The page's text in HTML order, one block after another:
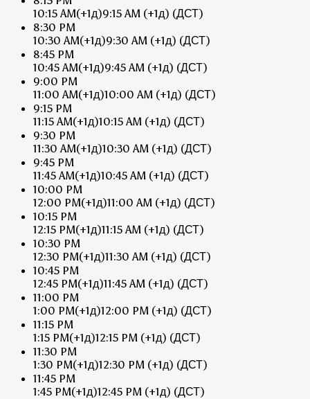
10:15 AM(+1д)9:15 AM (+1д) (ДСТ)
8:30 PM
10:30 AM(+1д)9:30 AM (+1д) (ДСТ)
8:45 PM
10:45 AM(+1д)9:45 AM (+1д) (ДСТ)
9:00 PM
11:00 AM(+1д)10:00 AM (+1д) (ДСТ)
9:15 PM
11:15 AM(+1д)10:15 AM (+1д) (ДСТ)
9:30 PM
11:30 AM(+1д)10:30 AM (+1д) (ДСТ)
9:45 PM
11:45 AM(+1д)10:45 AM (+1д) (ДСТ)
10:00 PM
12:00 PM(+1д)11:00 AM (+1д) (ДСТ)
10:15 PM
12:15 PM(+1д)11:15 AM (+1д) (ДСТ)
10:30 PM
12:30 PM(+1д)11:30 AM (+1д) (ДСТ)
10:45 PM
12:45 PM(+1д)11:45 AM (+1д) (ДСТ)
11:00 PM
1:00 PM(+1д)12:00 PM (+1д) (ДСТ)
11:15 PM
1:15 PM(+1д)12:15 PM (+1д) (ДСТ)
11:30 PM
1:30 PM(+1д)12:30 PM (+1д) (ДСТ)
11:45 PM
1:45 PM(+1д)12:45 PM (+1д) (ДСТ)